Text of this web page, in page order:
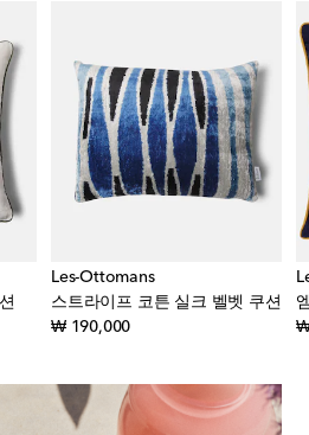
Les-Ottomans
스트라이프 코튼 실크 벨벳 쿠션
₩ 190,000original price
₩